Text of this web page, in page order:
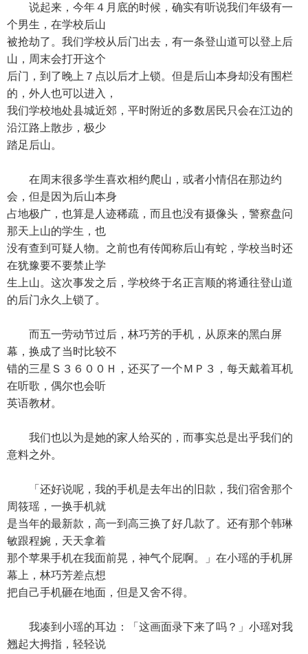
说起来，今年４月底的时候，确实有听说我们年级有一
个男生，在学校后山
被抢劫了。我们学校从后门出去，有一条登山道可以登上后
山，周末会打开这个
后门，到了晚上７点以后才上锁。但是后山本身却没有围栏
的，外人也可以进入，
我们学校地处县城近郊，平时附近的多数居民只会在江边的
沿江路上散步，极少
踏足后山。
在周末很多学生喜欢相约爬山，或者小情侣在那边约
会，但是因为后山本身
占地极广，也算是人迹稀疏，而且也没有摄像头，警察盘问
那天上山的学生，也
没有查到可疑人物。之前也有传闻称后山有蛇，学校当时还
在犹豫要不要禁止学
生上山。这次事发之后，学校终于名正言顺的将通往登山道
的后门永久上锁了。
而五一劳动节过后，林巧芳的手机，从原来的黑白屏
幕，换成了当时比较不
错的三星Ｓ３６００Ｈ，还买了一个ＭＰ３，每天戴着耳机
在听歌，偶尔也会听
英语教材。
我们也以为是她的家人给买的，而事实总是出乎我们的
意料之外。
「还好说呢，我的手机是去年出的旧款，我们宿舍那个
周筱瑶，一换手机就
是当年的最新款，高一到高三换了好几款了。还有那个韩琳
敏跟程婉，天天拿着
那个苹果手机在我面前晃，神气个屁啊。」在小瑶的手机屏
幕上，林巧芳差点想
把自己手机砸在地面，但是又舍不得。
我凑到小瑶的耳边：「这画面录下来了吗？」小瑶对我
翘起大拇指，轻轻说